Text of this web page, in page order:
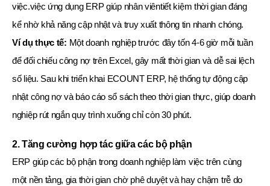
việc.việc ứng dụng ERP giúp nhân viêntiết kiệm thời gian đáng
kể nhờ khả năng cập nhật và truy xuất thông tin nhanh chóng.
Ví dụ thực tế: Một doanh nghiệp trước đây tốn 4-6 giờ mỗi tuần
để đối chiếu công nợ trên Excel, gây mất thời gian và dễ sai lệch
số liệu. Sau khi triển khai ECOUNT ERP, hệ thống tự động cập
nhật công nợ và báo cáo sổ sách theo thời gian thực, giúp doanh
nghiệp rút ngắn quy trình xuống chỉ còn 30 phút.
2. Tăng cường hợp tác giữa các bộ phận
ERP giúp các bộ phận trong doanh nghiệp làm việc trên cùng
một nền tảng, gia thời gian chờ phê duyệt và hay chậm trễ do